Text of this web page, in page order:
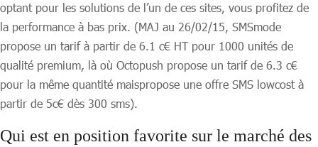
optant pour les solutions de l’un de ces sites, vous profitez de
la performance à bas prix. (MAJ au 26/02/15, SMSmode
propose un tarif à partir de 6.1 c€ HT pour 1000 unités de
qualité premium, là où Octopush propose un tarif de 6.3 c€
pour la même quantité maispropose une offre SMS lowcost à
partir de 5c€ dès 300 sms).
Qui est en position favorite sur le marché des